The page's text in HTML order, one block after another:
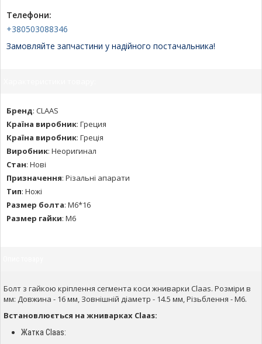
Телефони:
+380503088346
Замовляйте запчастини у надійного постачальника!
Бренд: CLAAS
Країна виробник: Греция
Країна виробник: Греція
Виробник: Неоригинал
Стан: Нові
Призначення: Різальні апарати
Тип: Ножі
Размер болта: М6*16
Размер гайки: М6
Болт з гайкою кріплення сегмента коси жниварки Claas. Розміри в
мм: Довжина - 16 мм, Зовнішній діаметр - 14.5 мм, Різьблення - М6.
Встановлюється на жниварках Claas:
Жатка Claas: